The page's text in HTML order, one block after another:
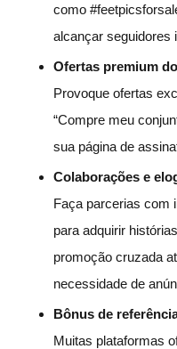
como
alcançar seguidores
Ofertas premium
Provoque ofertas
“Compre meu
sua página de
Colaborações e
Faça parcerias com
para adquirir
promoção cruzada
necessidade de
Bônus de
Muitas plataformas